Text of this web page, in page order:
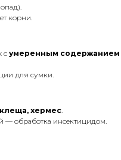
корни.
с умеренным содержанием
для сумки.
хермес.
— обработка инсектицидом.